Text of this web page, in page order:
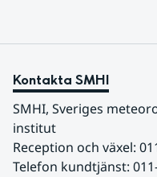
Kontakta SMHI
SMHI, Sveriges
institut
Reception och växel:
Telefon kundtjänst: